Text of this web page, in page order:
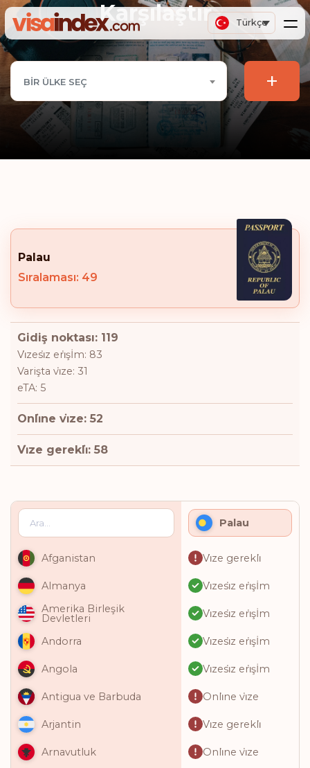
Türkçe
Karşılaştır
BIR ÜLKE SEÇ +
Palau
Sıralaması: 49
Gidiş noktası: 119
Vi̇zesi̇z eri̇şİm: 83
Varişta vi̇ze: 31
eTA: 5
Onli̇ne vi̇ze: 52
Vi̇ze gerekli̇: 58
Palau
Afganistan Vi̇ze gerekli̇
Almanya
Vi̇zesi̇z eri̇şİm
Amerika Birleşik
Devletleri Vi̇zesi̇z eri̇şİm
Andorra Vi̇zesi̇z eri̇şİm
Angola Vi̇zesi̇z eri̇şİm
Antigua ve Barbuda Onli̇ne vi̇ze
Arjantin Vi̇ze gerekli̇
Arnavutluk Onli̇ne vi̇ze